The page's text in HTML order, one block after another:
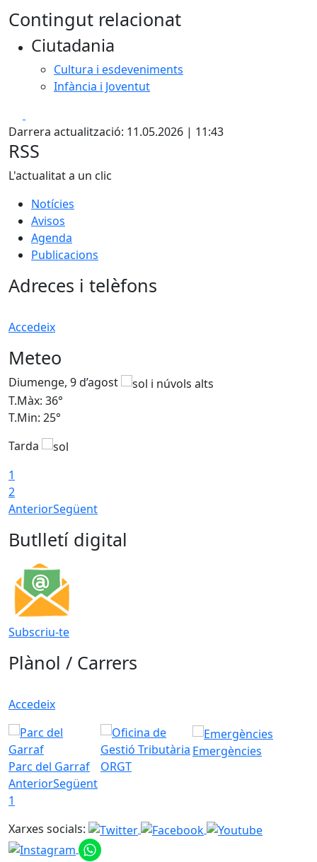
Contingut relacionat
Ciutadania
Cultura i esdeveniments
Infància i Joventut
Darrera actualització: 11.05.2026 | 11:43
RSS
L'actualitat a un clic
Notícies
Avisos
Agenda
Publicacions
Adreces i telèfons
Accedeix
Meteo
Diumenge, 9 d’agost
T.Màx: 36°
T.Min: 25°
Tarda
1
2
AnteriorSegüent
Butlletí digital
Subscriu-te
Plànol / Carrers
Accedeix
Parc del Garraf ORGT
Emergències
AnteriorSegüent
1
Xarxes socials: